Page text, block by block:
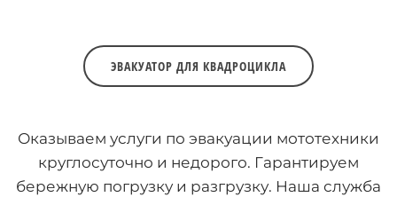
ЭВАКУАТОР ДЛЯ КВАДРОЦИКЛА
Оказываем услуги по эвакуации мототехники
круглосуточно и недорого. Гарантируем
бережную погрузку и разгрузку. Наша служба